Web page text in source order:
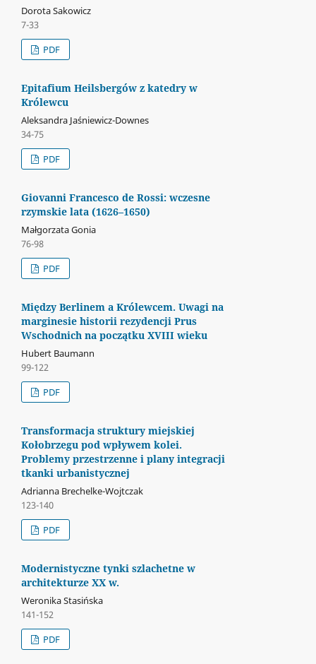
Dorota Sakowicz
7-33
PDF
Epitafium Heilsbergów z katedry w
Królewcu
Aleksandra Jaśniewicz-Downes
34-75
PDF
Giovanni Francesco de Rossi: wczesne
rzymskie lata (1626–1650)
Małgorzata Gonia
76-98
PDF
Między Berlinem a Królewcem. Uwagi na
marginesie historii rezydencji Prus
Wschodnich na początku XVIII wieku
Hubert Baumann
99-122
PDF
Transformacja struktury miejskiej
Kołobrzegu pod wpływem kolei.
Problemy przestrzenne i plany integracji
tkanki urbanistycznej
Adrianna Brechelke-Wojtczak
123-140
PDF
Modernistyczne tynki szlachetne w
architekturze XX w.
Weronika Stasińska
141-152
PDF